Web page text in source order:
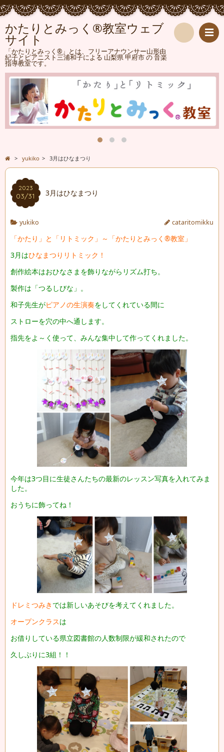
かたりとみっく®教室ウェブ
サイト
「かたりとみっく®」とは、フリーアナウンサー山形由
紀子とピアニスト三浦和子による 山梨県 甲府市 の 音楽
指導教室です。
索
> yukiko > 3月はひなまつり
2023
03/31 3月はひなまつり
yukiko cataritomikku
「かたり」と「リトミック」～「かたりとみっく®教室」
3月はひなまつりリトミック！
創作絵本はおひなさまを飾りながらリズム打ち。
製作は「つるしびな」。
和子先生がピアノの生演奏をしてくれている間に
ストローを穴の中へ通します。
指先をよ～く使って、みんな集中して作ってくれました。
今年は3つ目に生徒さんたちの最新のレッスン写真を入れてみま
した。
おうちに飾ってね！
ドレミつみき では新しいあそびを考えてくれました。
オープンクラスは
お借りしている県立図書館の人数制限が緩和されたので
久しぶりに3組！！